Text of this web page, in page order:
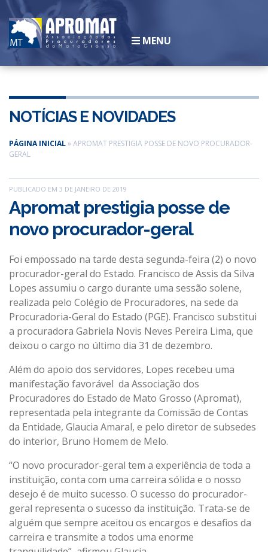
MENU
História
Legislação
Diretoria
Associados
Galeria de Ex-presidentes
SEJA UM ASSOCIADO
CONVÊNIOS
NOTÍCIAS
CLUBE
CONTATO
NOTÍCIAS E NOVIDADES
PÁGINA INICIAL»APROMAT PRESTIGIA POSSE DE NOVO PROCURADOR-
GERAL
PUBLICADO EM 3 DE JANEIRO DE 2019
Apromat prestigia posse de
novo procurador-geral
Foi empossado na tarde desta segunda-feira (2) o novo
procurador-geral do Estado. Francisco de Assis da Silva
Lopes assumiu o cargo durante uma sessão solene,
realizada pelo Colégio de Procuradores, na sede da
Procuradoria-Geral do Estado (PGE). Francisco substitui
a procuradora Gabriela Novis Neves Pereira Lima, que
deixou o cargo no último dia 31 de dezembro.
Além do apoio dos servidores, Lopes recebeu uma
manifestação favorável da Associação dos
Procuradores do Estado de Mato Grosso (Apromat),
representada pela integrante da Comissão de Contas
da Entidade, Glaucia Amaral, e pelo diretor de subsedes
do interior, Bruno Homem de Melo.
“O novo procurador-geral tem a experiência de toda a
instituição, conta com uma carreira sólida e o nosso
desejo é de muito sucesso. O sucesso do procurador-
geral representa o sucesso da instituição. Trata-se de
alguém que sempre aceitou os encargos e desafios da
carreira e transmite a todos uma enorme